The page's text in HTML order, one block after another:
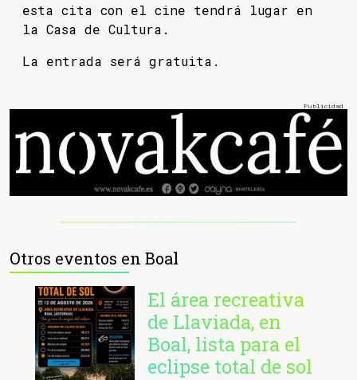
esta cita con el cine tendrá lugar en
la Casa de Cultura.
La entrada será gratuita.
Otros eventos en Boal
El área recreativa
de Llaviada, en
Boal, lista para el
eclipse total de sol